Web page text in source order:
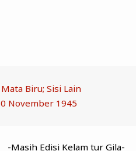
Biru; Sisi Lain
November 1945
-Masih Edisi Kelam tur Gila-